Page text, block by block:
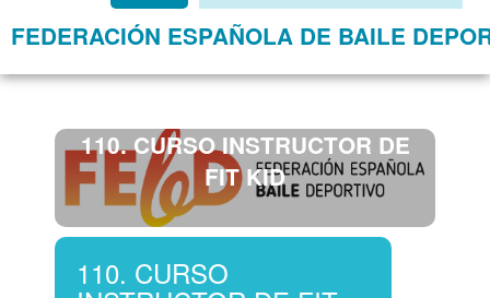
FEDERACIÓN ESPAÑOLA DE BAILE
110. CURSO INSTRUCTOR DE
FIT KID
110. CURSO